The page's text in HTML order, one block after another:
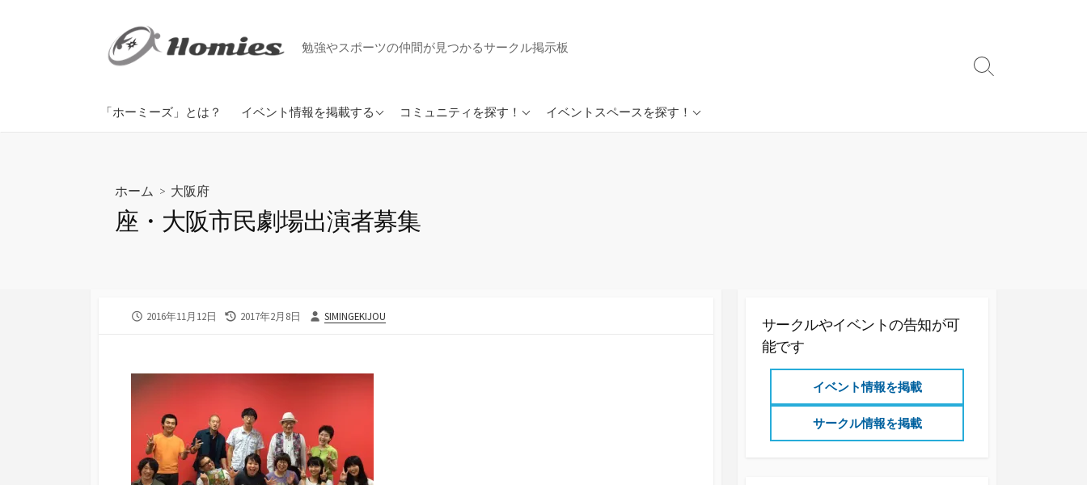
ス
勉強やスポーツの仲間が見つかるサークル掲示板
「ホーミーズ」とは？ イベント情報を掲載する
掲載までの手順 コミュニティを探す！
英会話サークルまとめ
イベントスペースを探す！
イベントスペースまとめ
検
ホーム > 大阪府
座・大阪市民劇場出演者募集
公
2016年11月12日
最
2017年2月8日
投
SIMINGEKIJOU
サークルやイベントの告知が可
能です
イベント情報を掲載
サークル情報を掲載